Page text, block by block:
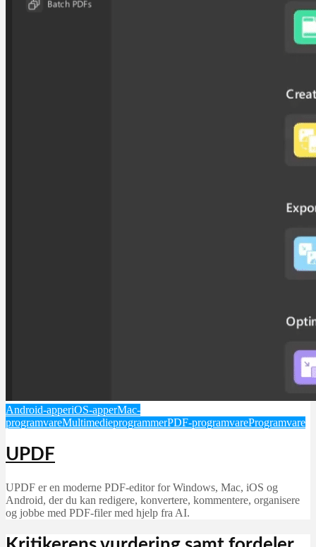
Android-apperiOS-apperMac-
programvareMultimedieprogrammerPDF-programvareProgramvare
UPDF
UPDF er en moderne PDF-editor for Windows, Mac, iOS og
Android, der du kan redigere, konvertere, kommentere, organisere
og jobbe med PDF-filer med hjelp fra AI.